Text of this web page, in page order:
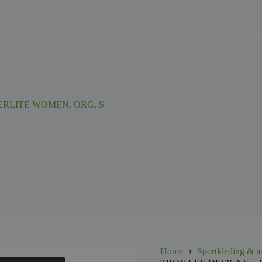
WOMEN, ORG, S
Home
Sportkleding &